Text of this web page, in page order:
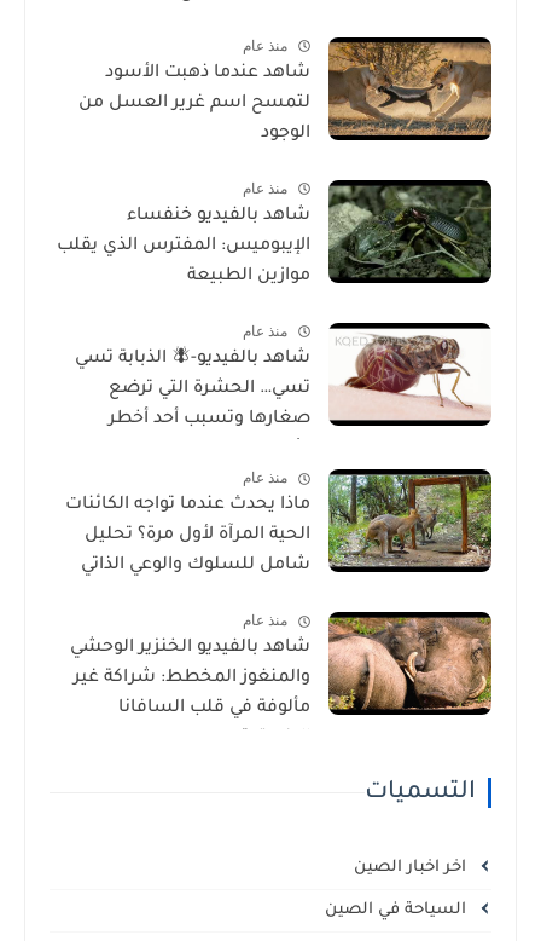
منذ عام
شاهد عندما ذهبت الأسود
لتمسح اسم غرير العسل من
الوجود
منذ عام
شاهد بالفيديو خنفساء
الإيبوميس: المفترس الذي يقلب
موازين الطبيعة
منذ عام
شاهد بالفيديو-🪰 الذبابة تسي
تسي… الحشرة التي ترضع
صغارها وتسبب أحد أخطر
منذ عام
ماذا يحدث عندما تواجه الكائنات
الحية المرآة لأول مرة؟ تحليل
شامل للسلوك والوعي الذاتي
منذ عام
شاهد بالفيديو الخنزير الوحشي
والمنغوز المخطط: شراكة غير
مألوفة في قلب السافانا
التسميات
اخر اخبار الصين
السياحة في الصين